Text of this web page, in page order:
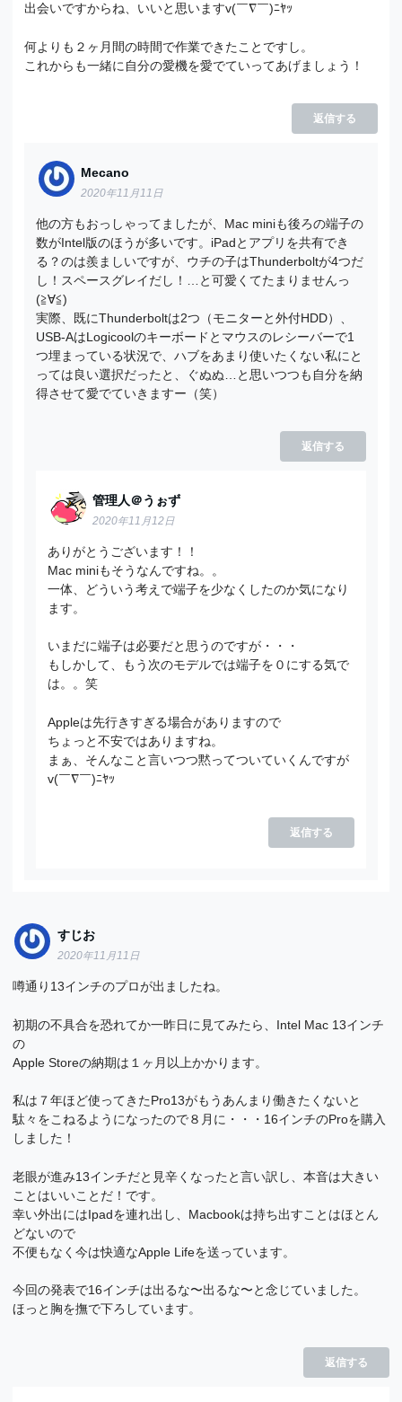
出会いですからね、いいと思いますv(￣∇￣)ﾆﾔｯ
何よりも２ヶ月間の時間で作業できたことですし。
これからも一緒に自分の愛機を愛でていってあげましょう！
返信する
Mecano
2020年11月11日
他の方もおっしゃってましたが、Mac miniも後ろの端子の
数がIntel版のほうが多いです。iPadとアプリを共有でき
る？のは羨ましいですが、ウチの子はThunderboltが4つだ
し！スペースグレイだし！…と可愛くてたまりませんっ
(≧∀≦)
実際、既にThunderboltは2つ（モニターと外付HDD）、
USB-AはLogicoolのキーボードとマウスのレシーバーで1
つ埋まっている状況で、ハブをあまり使いたくない私にと
っては良い選択だったと、ぐぬぬ…と思いつつも自分を納
得させて愛でていきますー（笑）
返信する
管理人＠うぉず
2020年11月12日
ありがとうございます！！
Mac miniもそうなんですね。。
一体、どういう考えで端子を少なくしたのか気になり
ます。
いまだに端子は必要だと思うのですが・・・
もしかして、もう次のモデルでは端子を０にする気で
は。。笑
Appleは先行きすぎる場合がありますので
ちょっと不安ではありますね。
まぁ、そんなこと言いつつ黙ってついていくんですが
v(￣∇￣)ﾆﾔｯ
返信する
すじお
2020年11月11日
噂通り13インチのプロが出ましたね。
初期の不具合を恐れてか一昨日に見てみたら、Intel Mac 13インチ
の
Apple Storeの納期は１ヶ月以上かかります。
私は７年ほど使ってきたPro13がもうあんまり働きたくないと
駄々をこねるようになったので８月に・・・16インチのProを購入
しました！
老眼が進み13インチだと見辛くなったと言い訳し、本音は大きい
ことはいいことだ！です。
幸い外出にはIpadを連れ出し、Macbookは持ち出すことはほとん
どないので
不便もなく今は快適なApple Lifeを送っています。
今回の発表で16インチは出るな〜出るな〜と念じていました。
ほっと胸を撫で下ろしています。
返信する